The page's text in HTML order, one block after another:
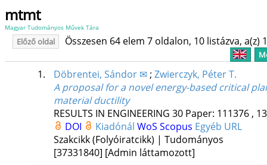
mtmt
Magyar Tudományos Művek Tára
Előző oldal Összesen 64 elem 7 oldalon, 10 listázva, a(z)
1. Döbrentei, Sándor ✉; Zwierczyk, Péter T.
A proposal for a novel energy-based critical
material ductility
RESULTS IN ENGINEERING 30 Paper: 111376 ,
DOI
Kiadónál WoS Scopus Egyéb URL
Szakcikk (Folyóiratcikk) | Tudományos
[37331840] [Admin láttamozott]